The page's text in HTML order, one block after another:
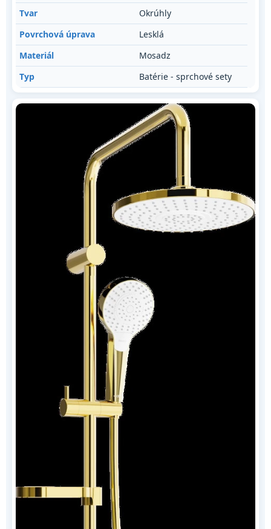
Tvar
Okrúhly
Povrchová úprava
Lesklá
Materiál
Mosadz
Typ
Batérie - sprchové sety